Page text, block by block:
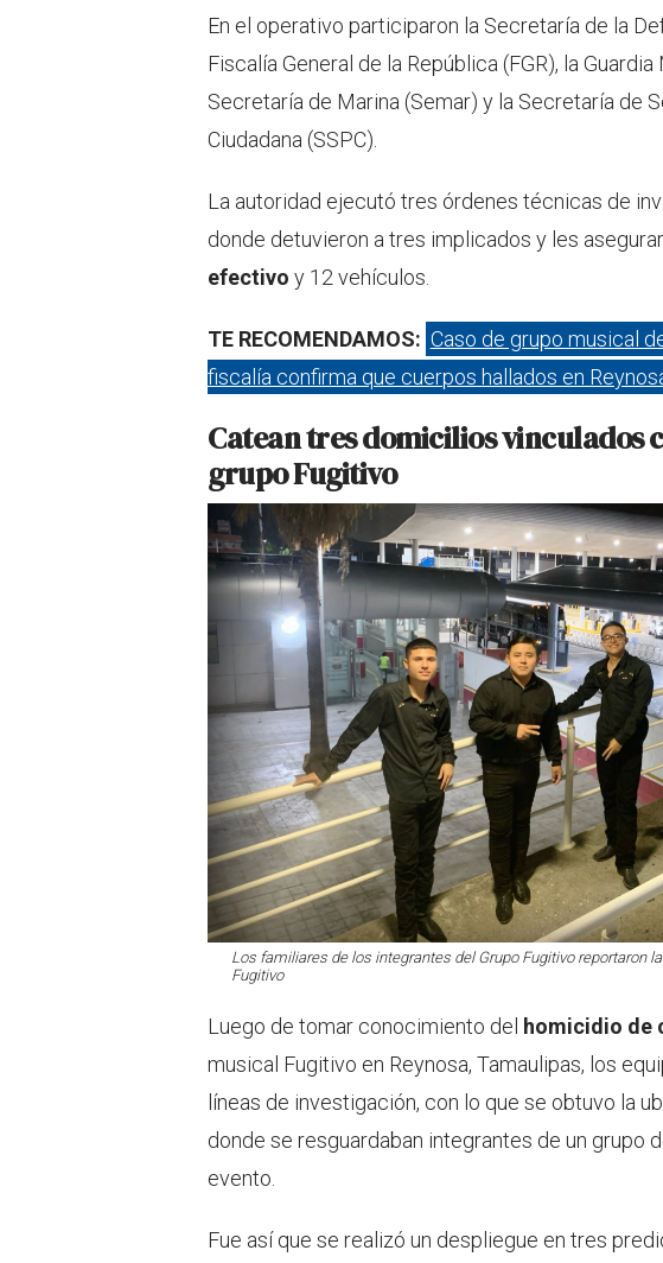
En el operativo participaron la Secretaría de la
Fiscalía General de la República (FGR), la Guardia
Secretaría de Marina (Semar) y la Secretaría de
Ciudadana (SSPC).
La autoridad ejecutó tres órdenes técnicas de
donde detuvieron a tres implicados y les
efectivo y 12 vehículos.
TE RECOMENDAMOS: Caso de grupo musical
fiscalía confirma que cuerpos hallados en
Catean tres domicilios vinculados
grupo Fugitivo
Los familiares de los integrantes del Grupo Fugitivo reportaron
Fugitivo
Luego de tomar conocimiento del homicidio de
musical Fugitivo en Reynosa, Tamaulipas, los
líneas de investigación, con lo que se obtuvo la
donde se resguardaban integrantes de un grupo
evento.
Fue así que se realizó un despliegue en tres